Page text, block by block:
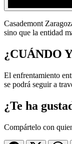
Casademont
sino que la entidad
¿CUÁNDO
El enfrentamiento
se podrá seguir a
¿Te ha
Compártelo con